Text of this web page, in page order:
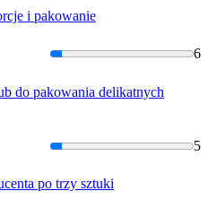
i pakowanie
6
do pakowania delikatnych
5
po trzy sztuki